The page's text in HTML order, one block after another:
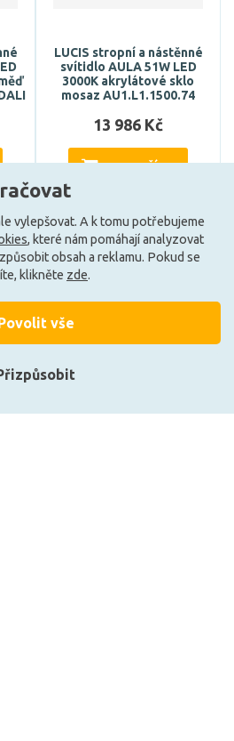
LUCIS stropní a nástěnné
svítidlo AULA 51W LED
3000K akrylátové sklo
mosaz AU1.L1.1500.74
13 986 Kč
DO KOŠÍKU
Může být u Vás 4. 9.
další
kolekce
vylepšovat. A k tomu potřebujeme
, které nám pomáhají analyzovat
obsah a reklamu. Pokud se
klikněte zde.
vše